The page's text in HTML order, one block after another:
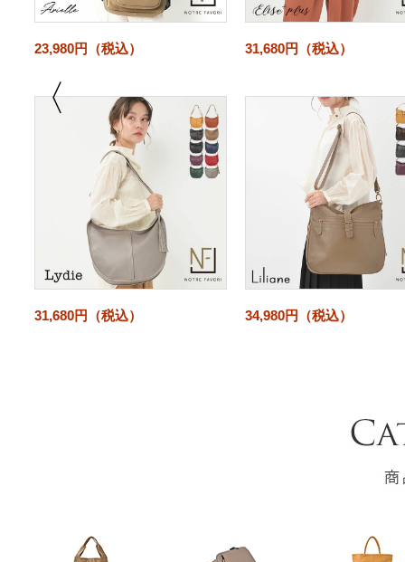
45,980円（税込） 41,580円（税込）
39,380円（税込） 34,980円（税込）